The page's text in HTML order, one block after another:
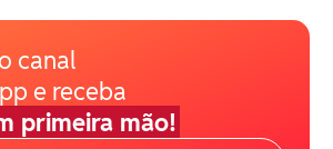
canal
e receba
primeira mão!